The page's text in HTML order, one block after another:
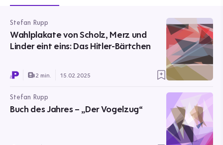
Stefan Rupp
Wahlplakate von Scholz, Merz und
Linder eint eins: Das Hitler-Bärtchen
2 min. 15.02.2025
Stefan Rupp
Buch des Jahres – „Der Vogelzug“